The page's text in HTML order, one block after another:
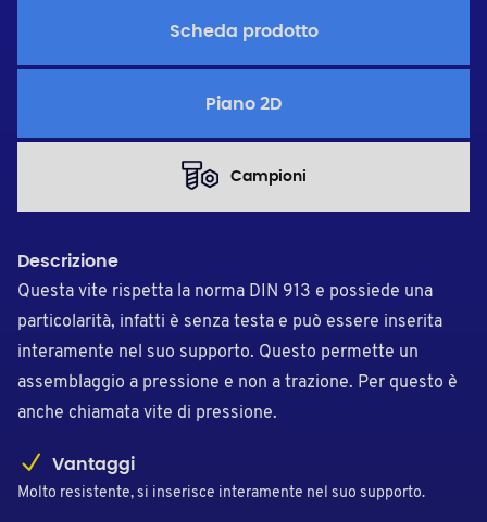
Scheda prodotto
Piano 2D
Campioni
Descrizione
Questa vite rispetta la norma DIN 913 e possiede una
particolarità, infatti è senza testa e può essere inserita
interamente nel suo supporto. Questo permette un
assemblaggio a pressione e non a trazione. Per questo è
anche chiamata vite di pressione.
Vantaggi
Molto resistente, si inserisce interamente nel suo supporto.